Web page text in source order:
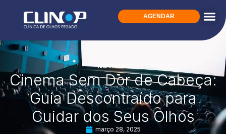
AGENDAR
NOTÍCIAS
Cinema Sem Dor de Cabeça:
Guia Descontraído para
Cuidar dos Seus Olhos
março 28, 2025